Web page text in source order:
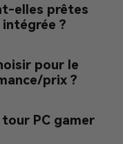
elles prêtes
intégrée ?
pour le
prix ?
PC gamer